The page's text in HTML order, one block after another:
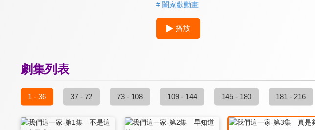
# 闔家歡動畫
播放
劇集列表
1 - 36 37 - 72 73 - 108 109 - 144 145 - 180 181 - 216